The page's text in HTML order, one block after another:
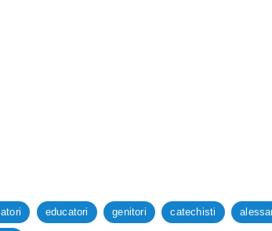
educatori genitori catechisti